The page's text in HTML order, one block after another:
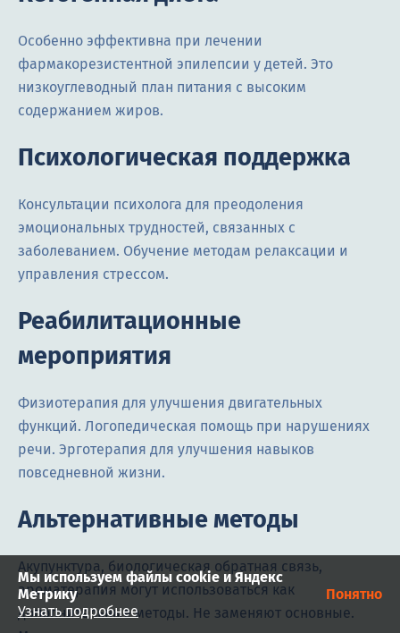
Особенно эффективна при лечении
фармакорезистентной эпилепсии у детей. Это
низкоуглеводный план питания с высоким
содержанием жиров.
Психологическая поддержка
Консультации психолога для преодоления
эмоциональных трудностей, связанных с
заболеванием. Обучение методам релаксации и
управления стрессом.
Реабилитационные
мероприятия
Физиотерапия для улучшения двигательных
функций. Логопедическая помощь при нарушениях
речи. Эрготерапия для улучшения навыков
повседневной жизни.
Альтернативные методы
Акупунктура, биологическая обратная связь,
ароматерапия могут использоваться как
дополнительные методы. Не заменяют основные.
Мы используем файлы cookie и Яндекс
Метрику
Узнать подробнее
Понятно